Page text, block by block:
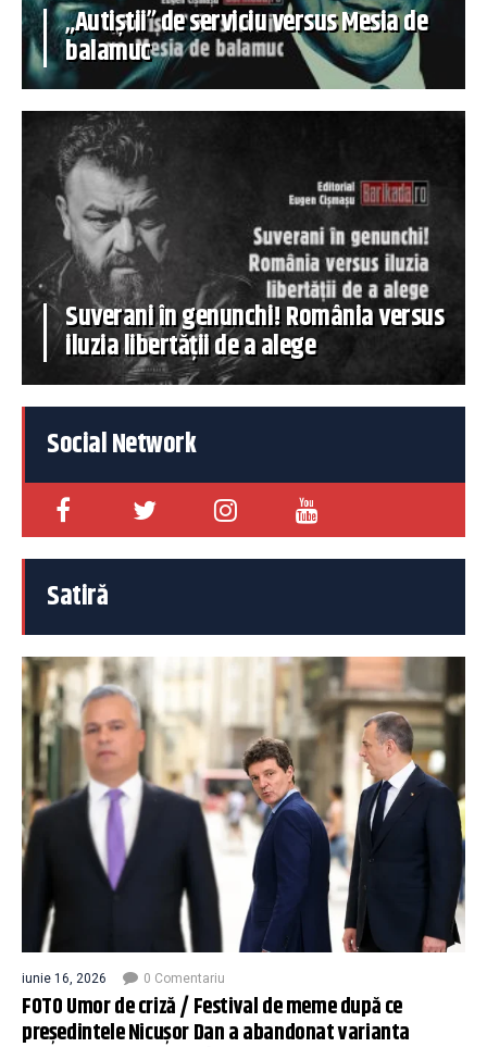
„Autiștii” de serviciu versus Mesia de
balamuc
Suverani în genunchi! România versus
iluzia libertății de a alege
Social Network
Satiră
iunie 16, 2026 0 Comentariu
FOTO Umor de criză / Festival de meme după ce
președintele Nicușor Dan a abandonat varianta